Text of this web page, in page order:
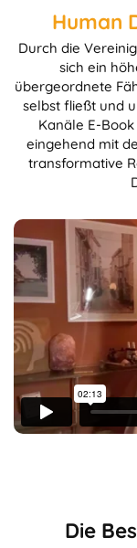
Human
Durch die
sich ein
übergeordnete
selbst fließt und
Kanäle E-
eingehend mit
transformative
Die